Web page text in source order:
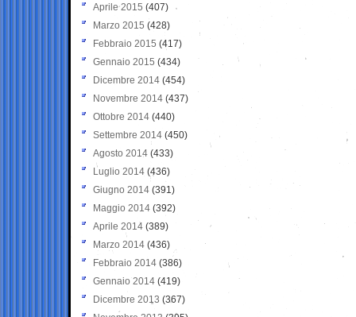
Aprile 2015 (407)
Marzo 2015 (428)
Febbraio 2015 (417)
Gennaio 2015 (434)
Dicembre 2014 (454)
Novembre 2014 (437)
Ottobre 2014 (440)
Settembre 2014 (450)
Agosto 2014 (433)
Luglio 2014 (436)
Giugno 2014 (391)
Maggio 2014 (392)
Aprile 2014 (389)
Marzo 2014 (436)
Febbraio 2014 (386)
Gennaio 2014 (419)
Dicembre 2013 (367)